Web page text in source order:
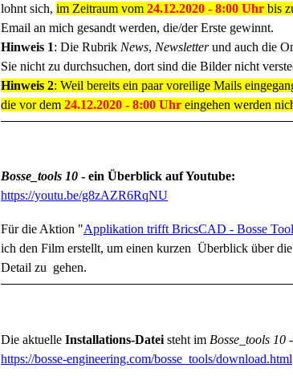
lohnt sich, im Zeitraum vom 24.12.2020 - 8:00 Uhr bis
Email an mich gesandt werden, die/der Erste gewinnt.
Hinweis 1: Die Rubrik News, Newsletterund auch die
Sie nicht zu durchsuchen, dort sind die Bilder nicht
Hinweis 2: Weil bereits ein paar voreilige Mails
die vor dem 24.12.2020 - 8:00 Uhr eingehen werden
Bosse_tools 10 - ein Überblick auf Youtube:
https://youtu.be/g8zAZR6RqNU
Für die Aktion "Applikation trifft BricsCAD - Bosse
ich den Film erstellt, um einen kurzen Überblick über
Detail zu gehen.
Die aktuelle Installations-Datei steht im Bosse_tools 10
https://bosse-engineering.com/bosse_tools/download.html